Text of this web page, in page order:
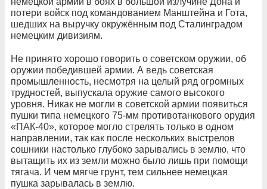
потери войск под командованием Манштейна и Гота,
шедших на выручку окружённым под Сталинградом
немецким дивизиям.
Не принято хорошо говорить о советском оружии, об
оружии победившей армии. А ведь советская
промышленность, несмотря на целый ряд огромных
трудностей, выпускала оружие самого высокого
уровня. Никак не могли в советской армии появиться
пушки типа немецкого 75-мм противотанкового орудия
«ПАК-40», которое могло стрелять только в одном
направлении, так как после нескольких выстрелов
сошники настолько глубоко зарывались в землю, что
вытащить их из земли можно было лишь при помощи
тягача. И чем мягче грунт, тем сильнее немецкая
пушка зарывалась в землю.